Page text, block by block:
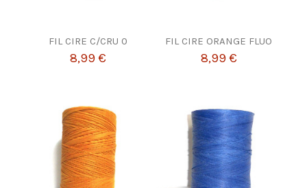
FIL CIRE C/CRU 0
8,99 €
FIL CIRE ORANGE FLUO
8,99 €